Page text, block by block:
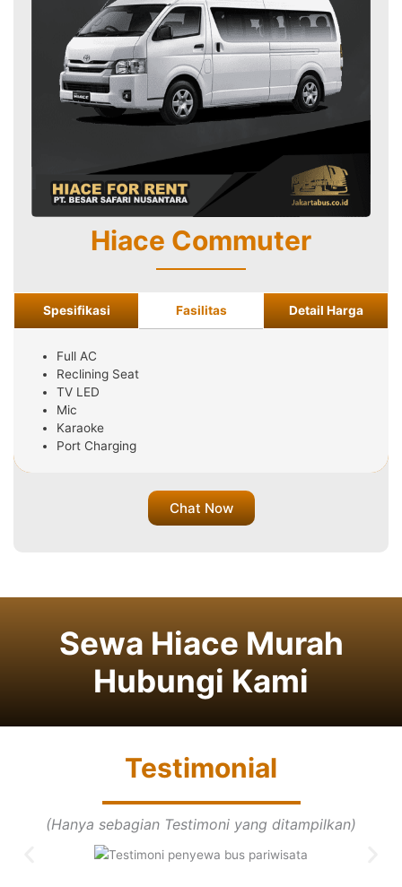
Hiace Commuter
Spesifikasi Fasilitas Detail Harga
Full AC
Reclining Seat
TV LED
Mic
Karaoke
Port Charging
Chat Now
Sewa Hiace Murah
Hubungi Kami
Testimonial
(Hanya sebagian Testimoni yang ditampilkan)